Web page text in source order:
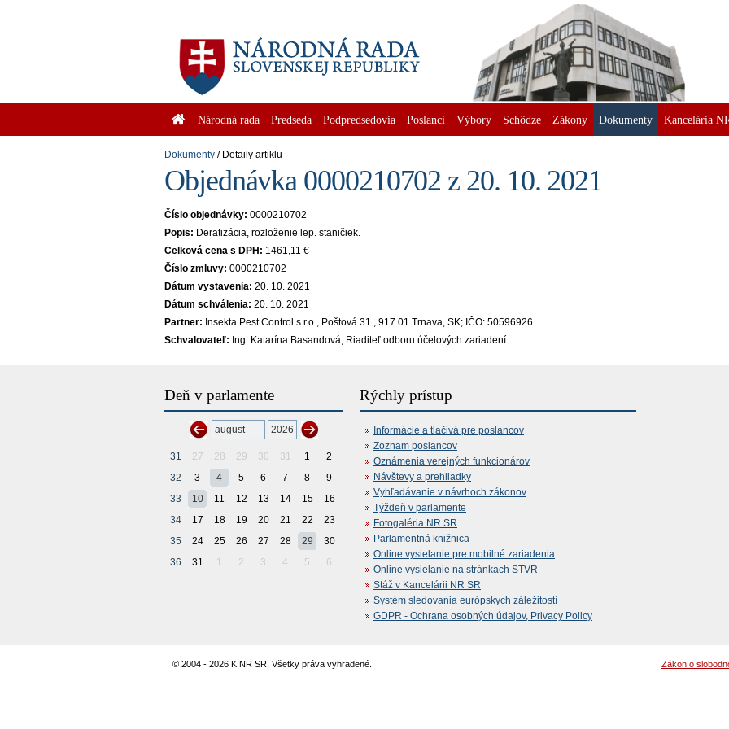
Národná rada Predseda Podpredsedovia Poslanci Výbory Schôdze Zákony Dokumenty Kancelária
Dokumenty Detaily artiklu
Objednávka 0000210702 z 20. 10. 2021
Číslo objednávky: 0000210702
Popis: Deratizácia, rozloženie lep. staničiek.
Celková cena s DPH: 1461,11 €
Číslo zmluvy: 0000210702
Dátum vystavenia: 20. 10. 2021
Dátum schválenia: 20. 10. 2021
Partner: Insekta Pest Control s.r.o., Poštová 31 , 917 01 Trnava, SK; IČO: 50596926
Schvalovateľ: Ing. Katarína Basandová, Riaditeľ odboru účelových zariadení
Deň v parlamente
31 27 28 29 30 31 1
2
32
3 4 5 6 7 8
9
33
10 11 12 13 14 15
16
34
17 18 19 20 21 22
23
35
24 25 26 27 28 29
30
36
31 1 2 3 4 5 6
Rýchly prístup
Informácie a tlačivá pre poslancov
Zoznam poslancov
Oznámenia verejných funkcionárov
Návštevy a prehliadky
Vyhľadávanie v návrhoch zákonov
Týždeň v parlamente
Fotogaléria NR SR
Parlamentná knižnica
Online vysielanie pre mobilné zariadenia
Online vysielanie na stránkach STVR
Stáž v Kancelárii NR SR
Systém sledovania európskych záležitostí
GDPR - Ochrana osobných údajov, Privacy Policy
© 2004 - 2026 K NR SR. Všetky práva vyhradené. Zákon o